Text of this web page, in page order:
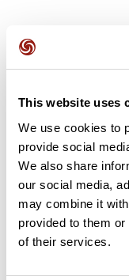
This website uses
We use cookies to
provide social
We also share
our social media,
may combine it
provided to them
of their services.
Découvrez ce